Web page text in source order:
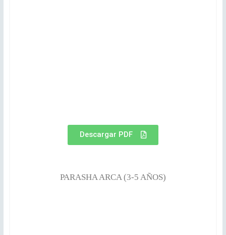
Descargar PDF
PARASHA ARCA (3-5 AÑOS)